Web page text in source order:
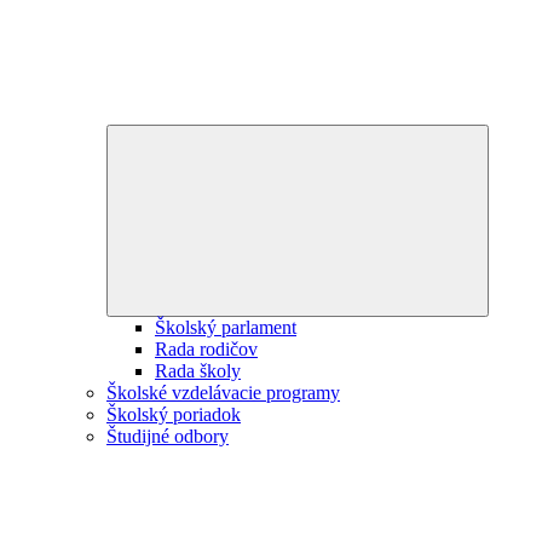
Školský parlament
Rada rodičov
Rada školy
Školské vzdelávacie programy
Školský poriadok
Študijné odbory